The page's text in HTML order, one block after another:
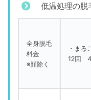
低温処理の脱
全身脱毛
料金
※顔除く
・まる
12回